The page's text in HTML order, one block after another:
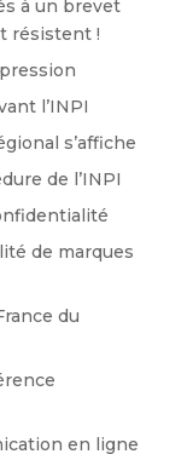
à un brevet
résistent !
l’INPI
s’affiche
de l’INPI
de marques
du
en ligne